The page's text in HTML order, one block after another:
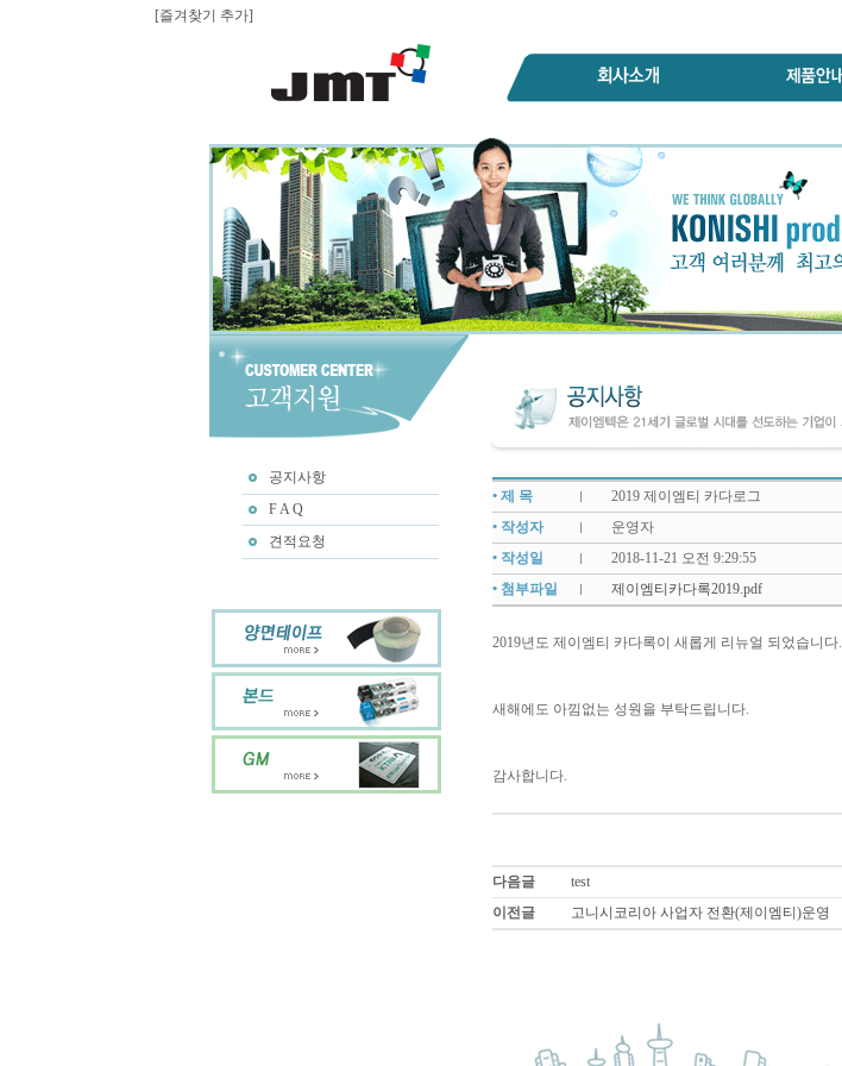
[즐겨찾기 추가]
공지사항
F A Q
견적요청
• 제 목
2019 제이엠티 카다로그
• 작성자
운영자
• 작성일
2018-11-21 오전 9:29:55
• 첨부파일
제이엠티카다록2019.pdf
2019년도 제이엠티 카다록이 새롭게 리뉴얼 되었습니다.
새해에도 아낌없는 성원을 부탁드립니다.
감사합니다.
다음글
test
이전글
고니시코리아 사업자 전환(제이엠티)운영